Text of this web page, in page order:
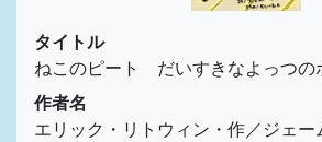
タイトル
ねこのピート だいすきなよっつの
作者名
エリック・リトウィン・作／ジェー